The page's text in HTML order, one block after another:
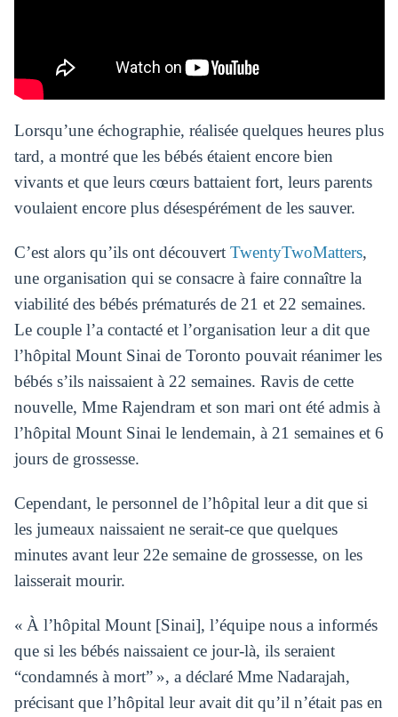
Lorsqu’une échographie, réalisée quelques heures plus
tard, a montré que les bébés étaient encore bien
vivants et que leurs cœurs battaient fort, leurs parents
voulaient encore plus désespérément de les sauver.
C’est alors qu’ils ont découvert TwentyTwoMatters,
une organisation qui se consacre à faire connaître la
viabilité des bébés prématurés de 21 et 22 semaines.
Le couple l’a contacté et l’organisation leur a dit que
l’hôpital Mount Sinai de Toronto pouvait réanimer les
bébés s’ils naissaient à 22 semaines. Ravis de cette
nouvelle, Mme Rajendram et son mari ont été admis à
l’hôpital Mount Sinai le lendemain, à 21 semaines et 6
jours de grossesse.
Cependant, le personnel de l’hôpital leur a dit que si
les jumeaux naissaient ne serait-ce que quelques
minutes avant leur 22e semaine de grossesse, on les
laisserait mourir.
« À l’hôpital Mount [Sinai], l’équipe nous a informés
que si les bébés naissaient ce jour-là, ils seraient
“condamnés à mort” », a déclaré Mme Nadarajah,
précisant que l’hôpital leur avait dit qu’il n’était pas en